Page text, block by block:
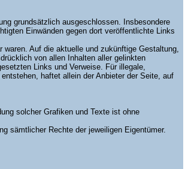
grundsätzlich ausgeschlossen. Insbesondere
Einwänden gegen dort veröffentlichte Links
Auf die aktuelle und zukünftige Gestaltung,
von allen Inhalten aller gelinkten
Links und Verweise. Für illegale,
haftet allein der Anbieter der Seite, auf
solcher Grafiken und Texte ist ohne
sämtlicher Rechte der jeweiligen Eigentümer.